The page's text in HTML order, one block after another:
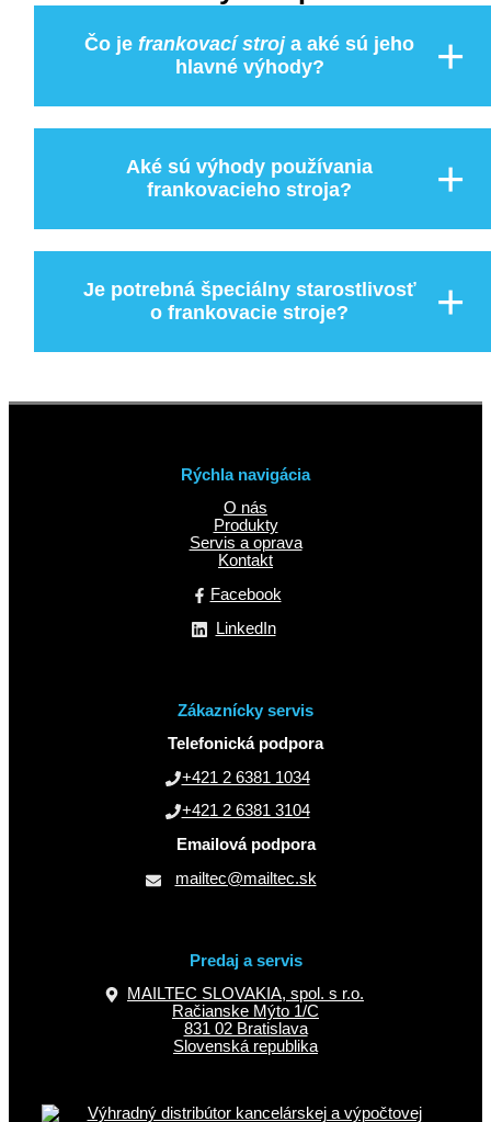
Čo je frankovací stroja aké sú jeho
hlavné výhody?
Aké sú výhody používania
frankovacieho stroja?
Je potrebná špeciálny starostlivosť
o frankovacie stroje?
Rýchla navigácia
O nás
Produkty
Servis a oprava
Kontakt
Facebook
LinkedIn
Zákaznícky servis
Telefonická podpora
+421 2 6381 1034
+421 2 6381 3104
Emailová podpora
mailtec@mailtec.sk
Predaj a servis
MAILTEC SLOVAKIA, spol. s r.o.
Račianske Mýto 1/C
831 02 Bratislava
Slovenská republika